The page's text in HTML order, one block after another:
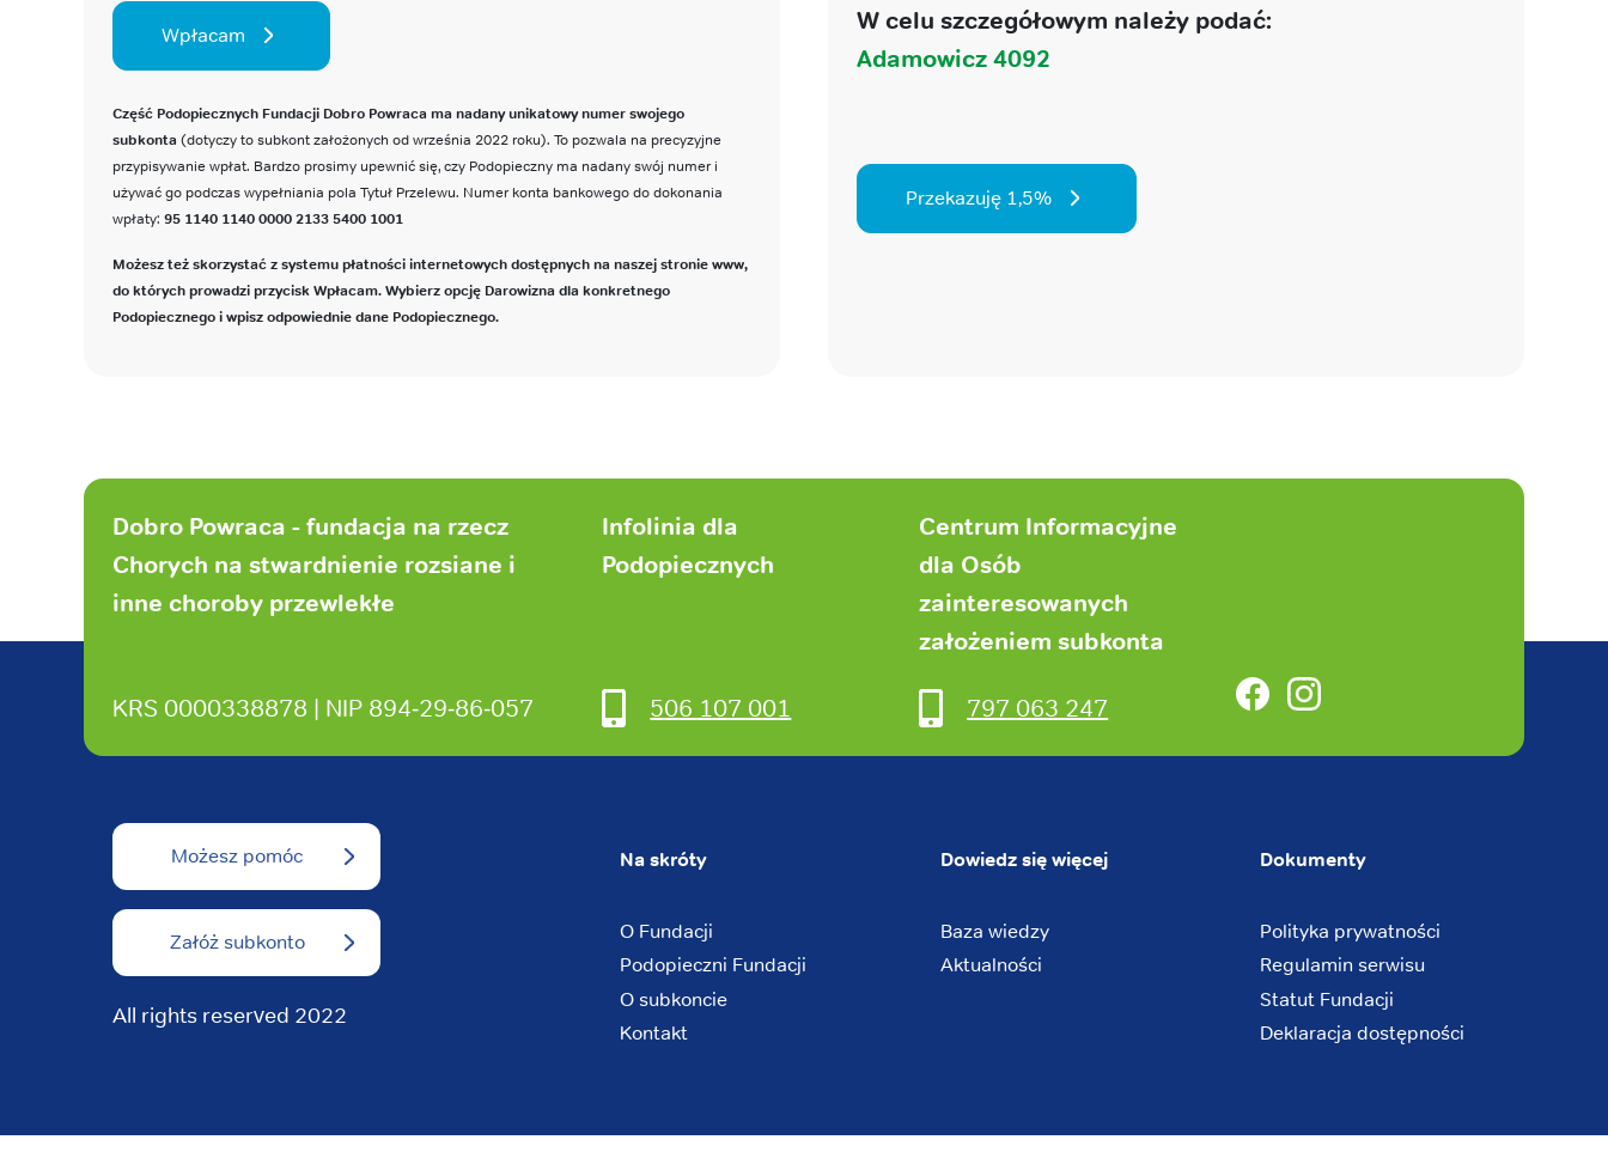
Wpłacam
Część Podopiecznych Fundacji Dobro Powraca ma nadany unikatowy numer swojego
subkonta (dotyczy to subkont założonych od września 2022 roku). To pozwala na precyzyjne
przypisywanie wpłat. Bardzo prosimy upewnić się, czy Podopieczny ma nadany swój numer i
używać go podczas wypełniania pola Tytuł Przelewu. Numer konta bankowego do dokonania
wpłaty: 95 1140 1140 0000 2133 5400 1001
Możesz też skorzystać z systemu płatności internetowych dostępnych na naszej stronie www,
do których prowadzi przycisk Wpłacam. Wybierz opcję Darowizna dla konkretnego
Podopiecznego i wpisz odpowiednie dane Podopiecznego.
W celu szczegółowym należy podać:
Adamowicz 4092
Przekazuję 1,5%
Dobro Powraca - fundacja na rzecz
Chorych na stwardnienie rozsiane i
inne choroby przewlekłe
KRS 0000338878 | NIP 894‑29‑86‑057
Infolinia dla
Podopiecznych
506 107 001
Centrum Informacyjne
dla Osób
zainteresowanych
założeniem subkonta
797 063 247
FacebookInstagram
Możesz pomóc
Załóż subkonto
All rights reserved 2022
Na skróty
O Fundacji
Podopieczni Fundacji
O subkoncie
Kontakt
Dowiedz się więcej
Baza wiedzy
Aktualności
Dokumenty
Polityka prywatności
Regulamin serwisu
Statut Fundacji
Deklaracja dostępności